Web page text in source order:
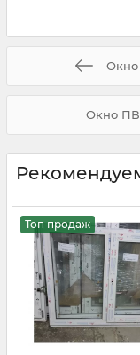
Окно
Окно
Топ продаж